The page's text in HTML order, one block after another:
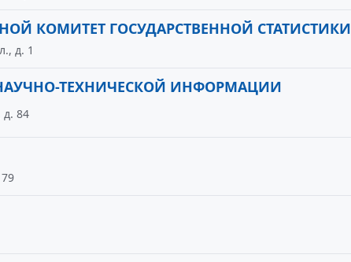
КОМИТЕТ ГОСУДАРСТВЕННОЙ СТАТИСТИКИ
д. 1
ТЕХНИЧЕСКОЙ ИНФОРМАЦИИ
д. 84